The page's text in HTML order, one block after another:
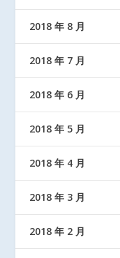
2018 年 8 月
2018 年 7 月
2018 年 6 月
2018 年 5 月
2018 年 4 月
2018 年 3 月
2018 年 2 月